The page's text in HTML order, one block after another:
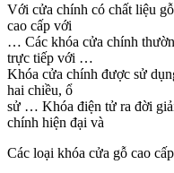
Với cửa chính có chất liệu
cao cấp với
… Các khóa cửa chính
trực tiếp với …
Khóa cửa chính được sử
hai chiều, ổ
sử … Khóa điện tử ra đời
chính hiện đại và
Các loại khóa cửa gỗ cao